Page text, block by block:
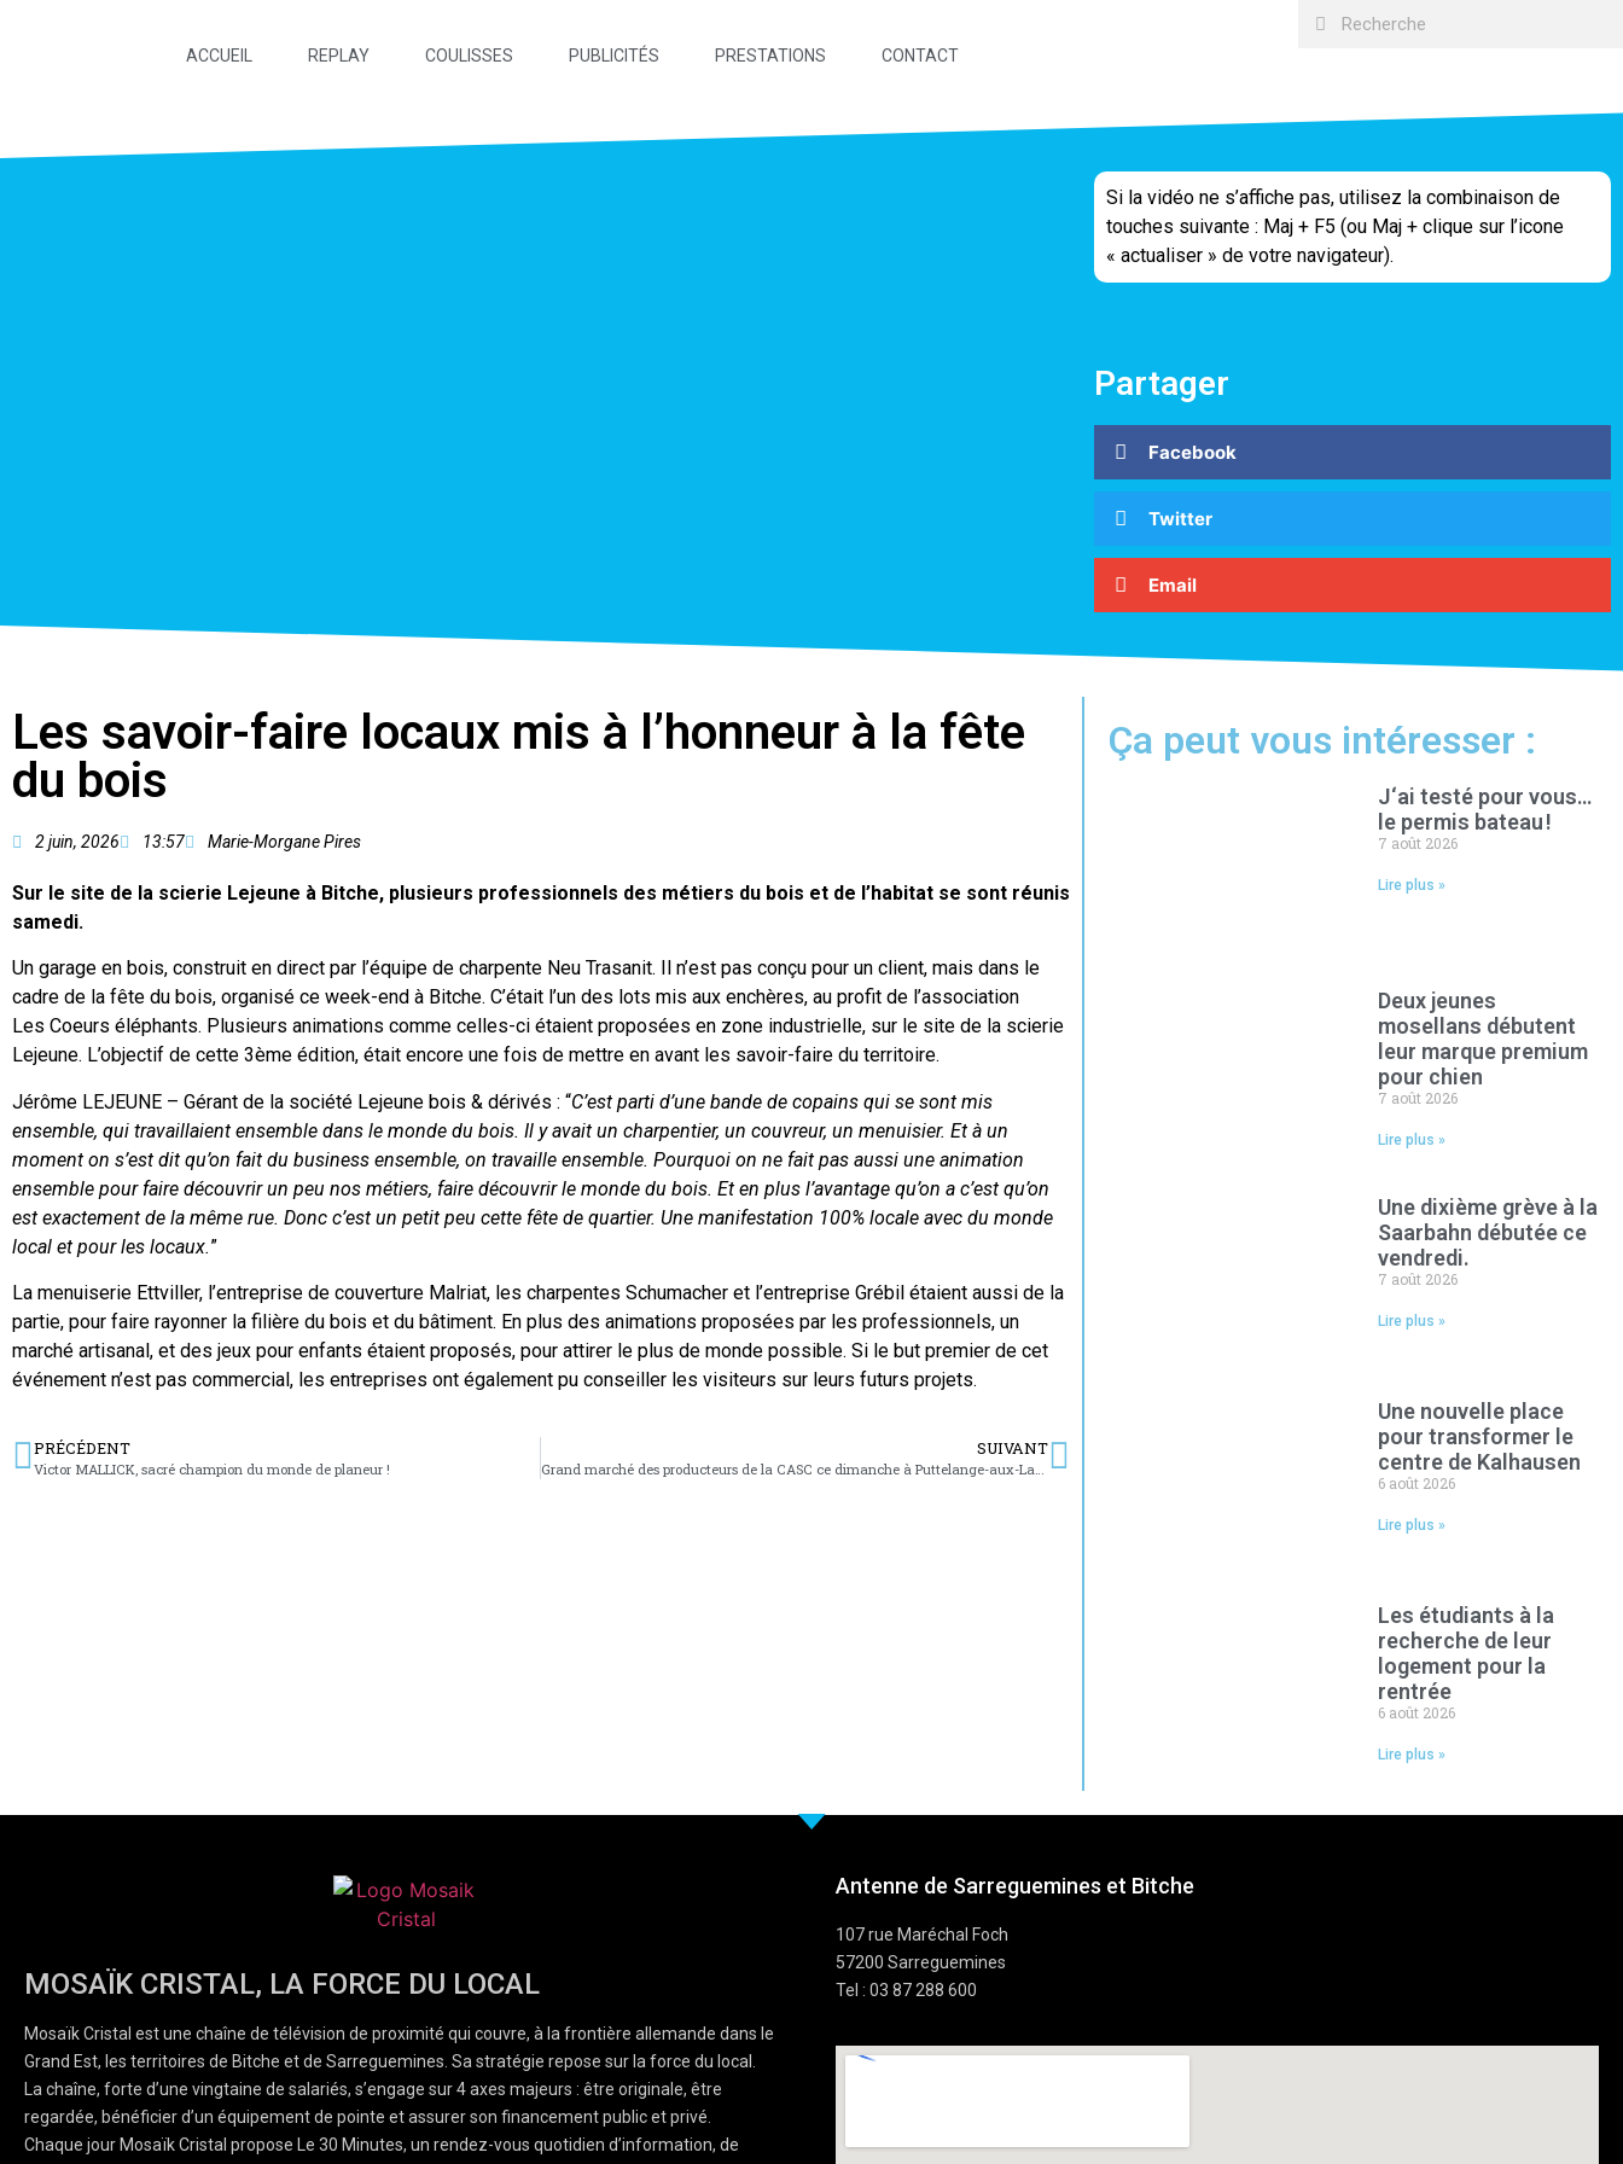
ACCUEIL REPLAY COULISSES PUBLICITÉS PRESTATIONS CONTACT
Si la vidéo ne s’affiche pas, utilisez la combinaison de
touches suivante : Maj + F5 (ou Maj + clique sur l’icone
« actualiser » de votre navigateur).
Partager
Facebook
Twitter
Email
Les savoir-faire locaux mis à l’honneur à la fête
du bois
2 juin, 2026 13:57 Marie-Morgane Pires
Sur le site de la scierie Lejeune à Bitche, plusieurs professionnels des métiers du bois et de l’habitat se sont réunis
samedi.
Un garage en bois, construit en direct par l’équipe de charpente Neu Trasanit. Il n’est pas conçu pour un client, mais dans le
cadre de la fête du bois, organisé ce week-end à Bitche. C’était l’un des lots mis aux enchères, au profit de l’association
Les Coeurs éléphants. Plusieurs animations comme celles-ci étaient proposées en zone industrielle, sur le site de la scierie
Lejeune. L’objectif de cette 3ème édition, était encore une fois de mettre en avant les savoir-faire du territoire.
Jérôme LEJEUNE – Gérant de la société Lejeune bois & dérivés : “C’est parti d’une bande de copains qui se sont mis
ensemble, qui travaillaient ensemble dans le monde du bois. Il y avait un charpentier, un couvreur, un menuisier. Et à un
moment on s’est dit qu’on fait du business ensemble, on travaille ensemble. Pourquoi on ne fait pas aussi une animation
ensemble pour faire découvrir un peu nos métiers, faire découvrir le monde du bois. Et en plus l’avantage qu’on a c’est qu’on
est exactement de la même rue. Donc c’est un petit peu cette fête de quartier. Une manifestation 100% locale avec du monde
local et pour les locaux.”
La menuiserie Ettviller, l’entreprise de couverture Malriat, les charpentes Schumacher et l’entreprise Grébil étaient aussi de la
partie, pour faire rayonner la filière du bois et du bâtiment. En plus des animations proposées par les professionnels, un
marché artisanal, et des jeux pour enfants étaient proposés, pour attirer le plus de monde possible. Si le but premier de cet
événement n’est pas commercial, les entreprises ont également pu conseiller les visiteurs sur leurs futurs projets.
PRÉCÉDENT
Victor MALLICK, sacré champion du monde de planeur !
SUIVANT
Ça peut vous intéresser :
J‘ai testé pour vous…
le permis bateau !
7 août 2026
Lire plus »
Deux jeunes
mosellans débutent
leur marque premium
pour chien
7 août 2026
Lire plus »
Une dixième grève à la
Saarbahn débutée ce
vendredi.
7 août 2026
Lire plus »
Une nouvelle place
pour transformer le
centre de Kalhausen
6 août 2026
Lire plus »
Les étudiants à la
recherche de leur
logement pour la
rentrée
6 août 2026
Lire plus »
MOSAÏK CRISTAL, LA FORCE DU LOCAL
Mosaïk Cristal est une chaîne de télévision de proximité qui couvre, à la frontière allemande dans le
Grand Est, les territoires de Bitche et de Sarreguemines. Sa stratégie repose sur la force du local.
La chaîne, forte d’une vingtaine de salariés, s’engage sur 4 axes majeurs : être originale, être
regardée, bénéficier d’un équipement de pointe et assurer son financement public et privé.
Chaque jour Mosaïk Cristal propose Le 30 Minutes, un rendez-vous quotidien d’information, de
Antenne de Sarreguemines et Bitche
107 rue Maréchal Foch
57200 Sarreguemines
Tel : 03 87 288 600